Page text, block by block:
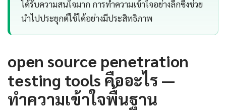
ได้รับความสนใจมาก การทำความเข้าใจอย่างลึกซึ้งช่วย
นำไปประยุกต์ใช้ได้อย่างมีประสิทธิภาพ
open source penetration
testing tools คืออะไร —
ทำความเข้าใจพื้นฐาน